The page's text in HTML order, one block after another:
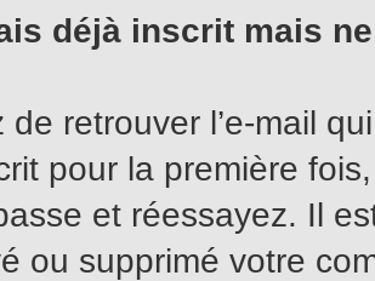
déjà inscrit mais
de retrouver l’e-mail
pour la première
et réessayez. Il
ou supprimé votre